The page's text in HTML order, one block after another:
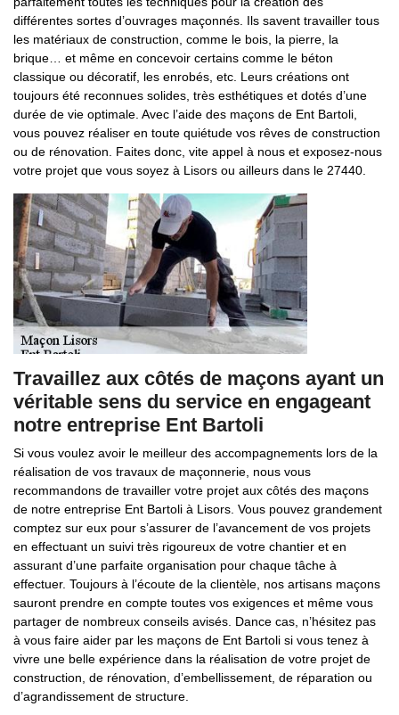
différentes sortes d’ouvrages maçonnés. Ils savent travailler tous
les matériaux de construction, comme le bois, la pierre, la
brique… et même en concevoir certains comme le béton
classique ou décoratif, les enrobés, etc. Leurs créations ont
toujours été reconnues solides, très esthétiques et dotés d’une
durée de vie optimale. Avec l’aide des maçons de Ent Bartoli,
vous pouvez réaliser en toute quiétude vos rêves de construction
ou de rénovation. Faites donc, vite appel à nous et exposez-nous
votre projet que vous soyez à Lisors ou ailleurs dans le 27440.
Travaillez aux côtés de maçons ayant un
véritable sens du service en engageant
notre entreprise Ent Bartoli
Si vous voulez avoir le meilleur des accompagnements lors de la
réalisation de vos travaux de maçonnerie, nous vous
recommandons de travailler votre projet aux côtés des maçons
de notre entreprise Ent Bartoli à Lisors. Vous pouvez grandement
comptez sur eux pour s’assurer de l’avancement de vos projets
en effectuant un suivi très rigoureux de votre chantier et en
assurant d’une parfaite organisation pour chaque tâche à
effectuer. Toujours à l’écoute de la clientèle, nos artisans maçons
sauront prendre en compte toutes vos exigences et même vous
partager de nombreux conseils avisés. Dance cas, n’hésitez pas
à vous faire aider par les maçons de Ent Bartoli si vous tenez à
vivre une belle expérience dans la réalisation de votre projet de
construction, de rénovation, d’embellissement, de réparation ou
d’agrandissement de structure.